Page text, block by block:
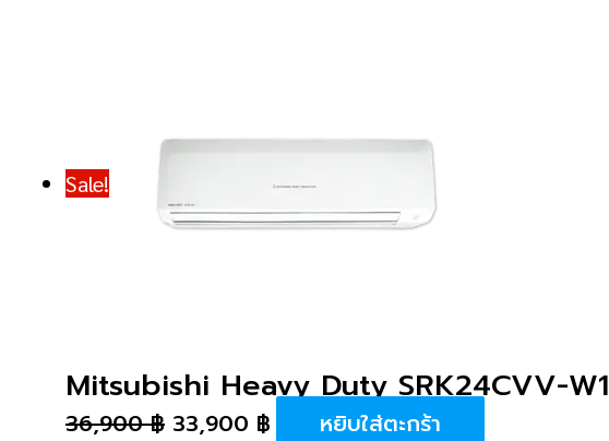
Sale!
Mitsubishi Heavy Duty SRK24CVV-
36,900฿ 33,900 ฿ หยิบใส่ตะกร้า